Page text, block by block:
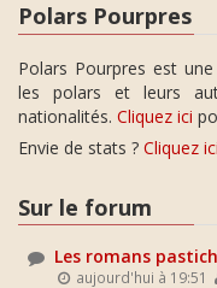
Polars Pourpres
Polars Pourpres est
les polars et leurs
nationalités. Cliquez ici
Envie de stats ? Cliquez ici
Sur le forum
Les romans
aujourd'hui à 19:51